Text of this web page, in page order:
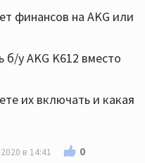
финансов на AKG или
б/у AKG K612 вместо
их включать и какая
в 14:41 0